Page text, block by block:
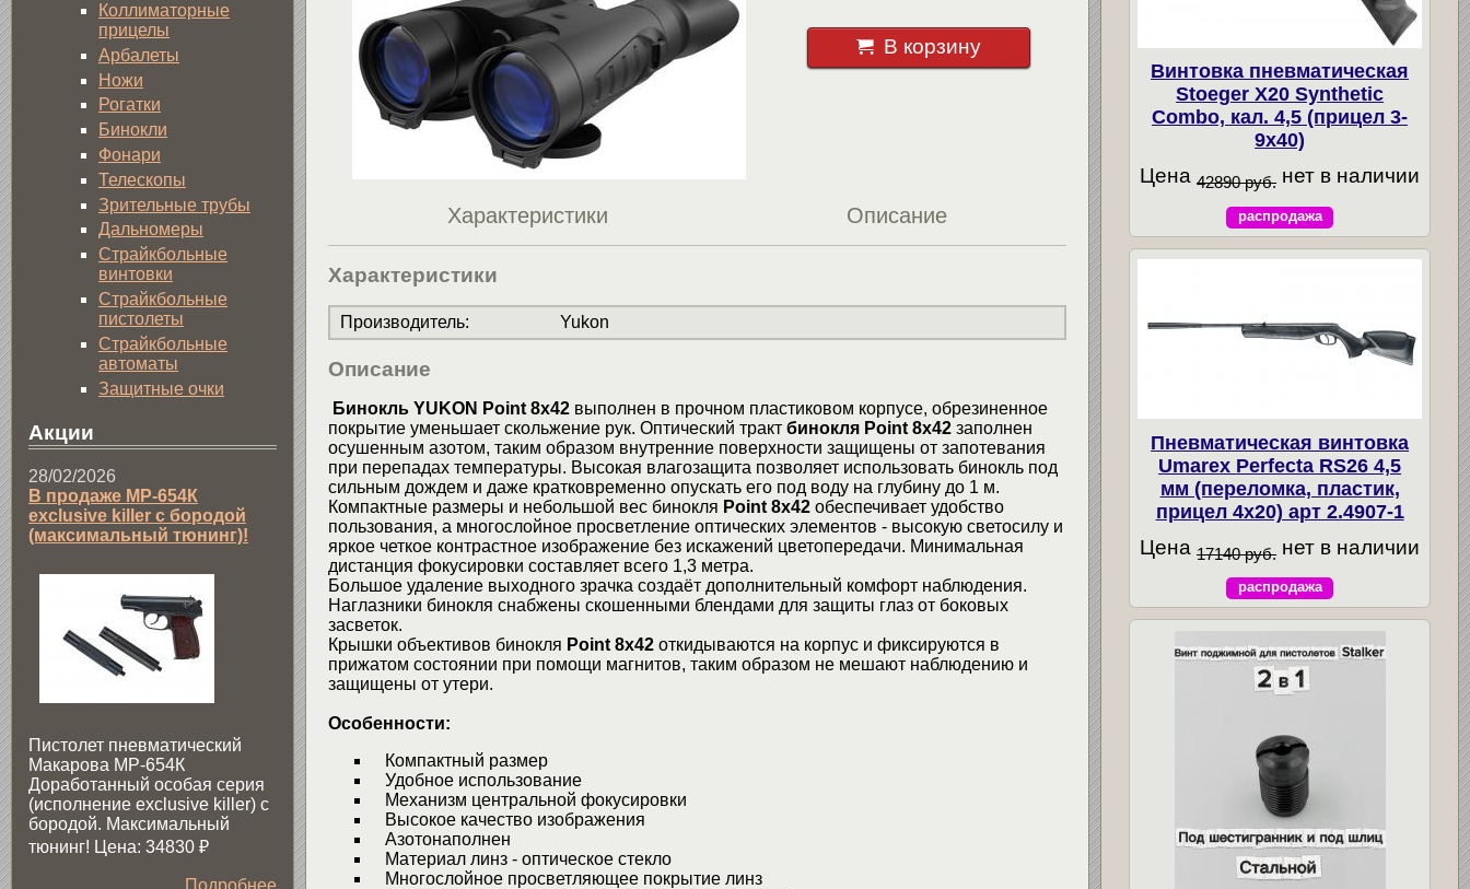
В корзину
Характеристики Описание
Характеристики
Производитель: Yukon
Описание
Бинокль YUKON Point 8x42выполнен в прочном пластиковом корпусе, обрезиненное
покрытие уменьшает скольжение рук. Оптический тракт бинокля Point 8x42заполнен
осушенным азотом, таким образом внутренние поверхности защищены от запотевания
при перепадах температуры. Высокая влагозащита позволяет использовать бинокль под
сильным дождем и даже кратковременно опускать его под воду на глубину до 1 м.
Компактные размеры и небольшой вес бинокля Point 8x42обеспечивает удобство
пользования, а многослойное просветление оптических элементов - высокую светосилу и
яркое четкое контрастное изображение без искажений цветопередачи. Минимальная
дистанция фокусировки составляет всего 1,3 метра.
Большое удаление выходного зрачка создаёт дополнительный комфорт наблюдения.
Наглазники бинокля снабжены скошенными блендами для защиты глаз от боковых
засветок.
Крышки объективов бинокля Point 8x42откидываются на корпус и фиксируются в
прижатом состоянии при помощи магнитов, таким образом не мешают наблюдению и
защищены от утери.
Особенности:
Компактный размер
Удобное использование
Механизм центральной фокусировки
Высокое качество изображения
Азотонаполнен
Материал линз - оптическое стекло
Многослойное просветляющее покрытие линз
Коллиматорные
прицелы
Арбалеты
Ножи
Рогатки
Бинокли
Фонари
Телескопы
Зрительные трубы
Дальномеры
Страйкбольные
винтовки
Страйкбольные
пистолеты
Страйкбольные
автоматы
Защитные очки
Акции
28/02/2026
В продаже МР-654К
exclusive killer с бородой
(максимальный тюнинг)!
Пистолет пневматический
Макарова МР-654К
Доработанный особая серия
(исполнение exclusive killer) с
бородой. Максимальный
тюнинг! Цена: 34830 ₽
Подробнее
Винтовка пневматическая
Stoeger X20 Synthetic
Combo, кал. 4,5 (прицел 3-
9х40)
Цена 42890 руб. нет в наличии
распродажа
Пневматическая винтовка
Umarex Perfecta RS26 4,5
мм (переломка, пластик,
прицел 4x20) арт 2.4907-1
Цена 17140 руб. нет в наличии
распродажа